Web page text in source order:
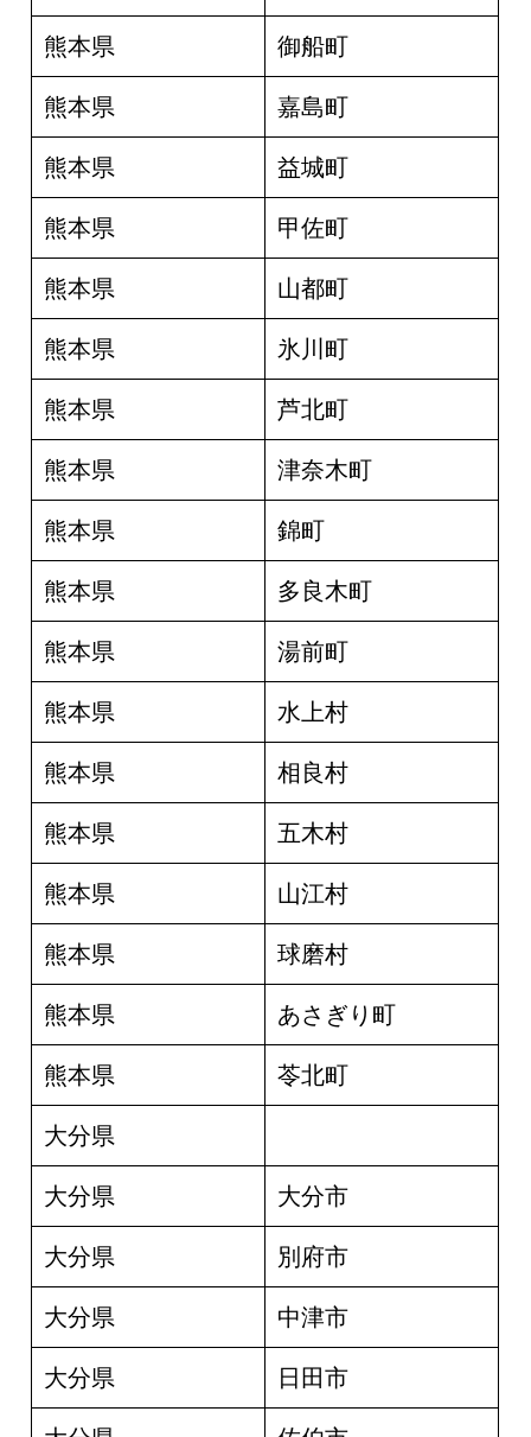
熊本県 御船町
熊本県 嘉島町
熊本県 益城町
熊本県 甲佐町
熊本県 山都町
熊本県 氷川町
熊本県 芦北町
熊本県 津奈木町
熊本県 錦町
熊本県 多良木町
熊本県 湯前町
熊本県 水上村
熊本県 相良村
熊本県 五木村
熊本県 山江村
熊本県 球磨村
熊本県 あさぎり町
熊本県 苓北町
大分県
大分県 大分市
大分県 別府市
大分県 中津市
大分県 日田市